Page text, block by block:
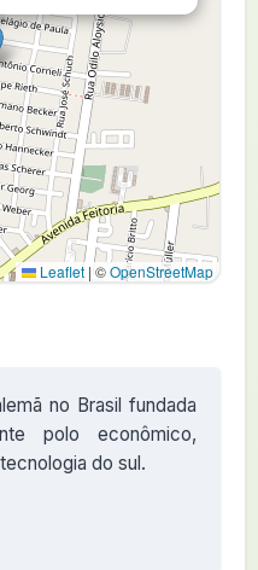
Leaflet | ©OpenStreetMap
no Brasil fundada
polo econômico,
do sul.